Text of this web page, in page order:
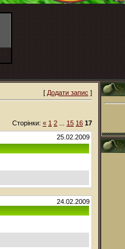
[ Додати запис ]
Сторінки: « 1 2 15 16 17
25.02.2009
24.02.2009